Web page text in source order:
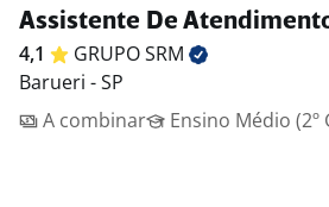
Assistente De
4,1 GRUPOSRM
Barueri - SP
A combinar
Ensino Médio (2º